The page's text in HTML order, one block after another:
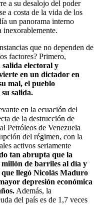
a su desalojo del poder
a costa de la vida de los
un panorama interno
inexorablemente.
que no dependen de
factores? Primero,
electoral y
en un dictador en
mal, el pueblo
salida.
en la ecuación del
de la destrucción de
Petróleos de Venezuela
del régimen, con la
activos seriamente
tan abrupta que la
de barriles al día y
llegó Nicolás Maduro
depresión económica
Además, la
del país es de 1,7 veces